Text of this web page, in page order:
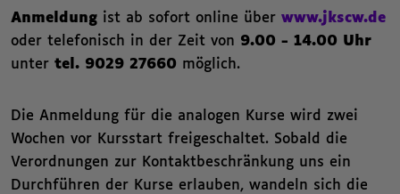
Anmeldung ist ab sofort online über www.jkscw.de
oder telefonisch in der Zeit von 9.00 - 14.00 Uhr
unter tel. 9029 27660 möglich.
Die Anmeldung für die analogen Kurse wird zwei
Wochen vor Kursstart freigeschaltet. Sobald die
Verordnungen zur Kontaktbeschränkung uns ein
Durchführen der Kurse erlauben, wandeln sich die